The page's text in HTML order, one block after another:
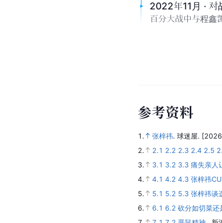
2022年11月 ·
百分大战中与程鑫
参考资料
1. 张梓祎. 球迷屋.
2.
2.1 2.2 2.3 2.4 2.5
3.
3.1 3.2 3.3 痛失亲人
4.
4.1 4.2 4.3 张梓祎
5.
5.1 5.2 5.3 张梓祎谈
6.
6.1 6.2 砍分如切菜还